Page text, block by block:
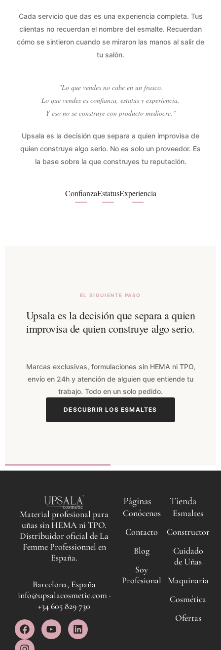
Cada servicio que das es una experiencia completa. Tus
clientas no recuerdan el nombre del esmalte. Recuerdan
cómo se sintieron cuando se miraron las manos al salir de
tu salón.
"Lo que vendes no cabe en un frasco.
Lo que vendes es confianza, estatus y experiencia.
Y eso no se construye con producto mediocre."
Upsala es la decisión que separa a quien improvisa de
quien construye algo serio. No es solo un proveedor. Es
la base sobre la que construyes tu reputación.
ConfianzaEstatusExperiencia
EL SIGUIENTE PASO
Upsala es la decisión que separa a quien
improvisa de quien construye algo serio.
Marcas exclusivas, formulaciones sin HEMA ni TPO,
envío en 24h y atención de alguien que entiende tu
trabajo. Todo en un solo pedido.
DESCUBRIR LOS ESMALTES
Material profesional para
uñas sin HEMA ni TPO.
Distribuidor oficial de La
Femme Professionnel en
España.
Barcelona, España
info@upsalacosmetic.com ·
+34 605 829 730
F
a
c
Y
o
L
i
I
n
s
Páginas
Conócenos
Contacto
Blog
Soy
Profesional
Tienda
Esmaltes
Constructor
Cuidado
de Uñas
Maquinaria
Cosmética
Ofertas